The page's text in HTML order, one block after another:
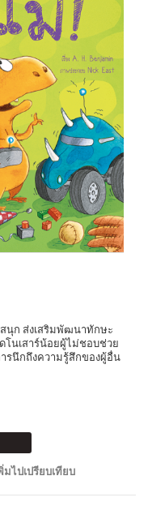
นุก ส่งเสริมพัฒนาทักษะ
โนเสาร์น้อยผู้ไม่ชอบช่วย
รนึกถึงความรู้สึกของผู้อื่น
มไปเปรียบเทียบ